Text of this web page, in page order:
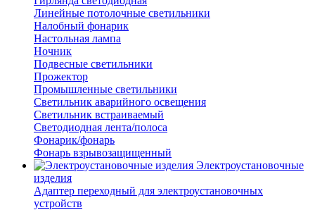
Линейные потолочные светильники
Налобный фонарик
Настольная лампа
Ночник
Подвесные светильники
Прожектор
Промышленные светильники
Светильник аварийного освещения
Светильник встраиваемый
Светодиодная лента/полоса
Фонарик/фонарь
Фонарь взрывозащищенный
Электроустановочные
изделия
Адаптер переходный для электроустановочных
устройств